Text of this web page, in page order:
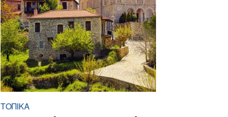
ΤΟΠΙΚΑ